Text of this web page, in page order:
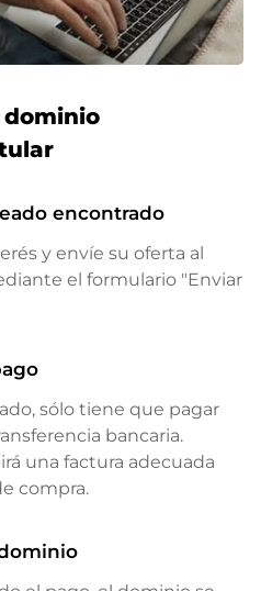
dominio
encontrado
y envíe su oferta al
el formulario "Enviar
sólo tiene que pagar
bancaria.
una factura adecuada
compra.